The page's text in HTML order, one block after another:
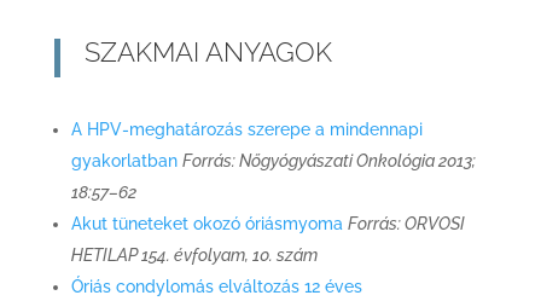
SZAKMAI ANYAGOK
A HPV-meghatározás szerepe a mindennapi
gyakorlatban Forrás: Nőgyógyászati Onkológia 2013;
18:57–62
Akut tüneteket okozó óriásmyoma Forrás: ORVOSI
HETILAP 154. évfolyam, 10. szám
Óriás condylomás elváltozás 12 éves